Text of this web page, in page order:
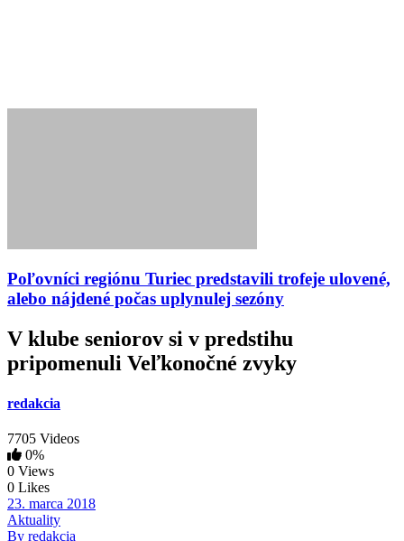
Poľovníci regiónu Turiec predstavili trofeje ulovené,
alebo nájdené počas uplynulej sezóny
V klube seniorov si v predstihu
pripomenuli Veľkonočné zvyky
redakcia
7705 Videos
0%
0 Views
0 Likes
23. marca 2018
Aktuality
By redakcia